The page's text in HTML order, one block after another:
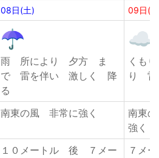
08日(土) 09日(
雨 所により 夕方 ま
で 雷を伴い 激しく 降
る
くも
り
南東の風 非常に強く
南東
強く
１０メートル 後 ７メー
７メ